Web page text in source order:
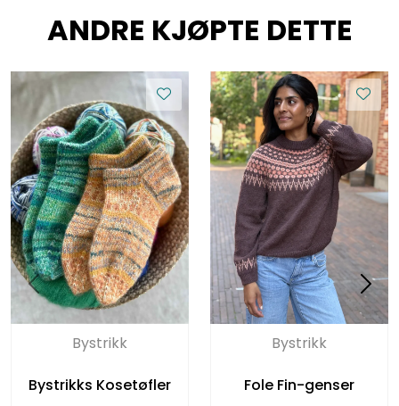
ANDRE KJØPTE DETTE
Bystrikk
Bystrikks Kosetøfler
Bystrikk
Fole Fin-genser